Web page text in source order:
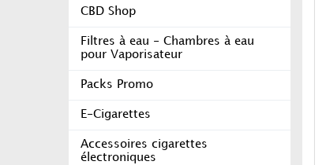
CBD Shop
Filtres à eau - Chambres à eau
pour Vaporisateur
Packs Promo
E-Cigarettes
Accessoires cigarettes
électroniques